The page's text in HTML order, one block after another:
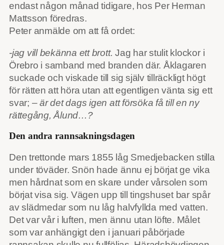
endast någon månad tidigare, hos Per Herman
Mattsson föredras.
Peter anmälde om att få ordet:
-jag vill bekänna ett brott. Jag har stulit klockor i
Örebro i samband med branden där. Åklagaren
suckade och viskade till sig själv tillräckligt högt
för rätten att höra utan att egentligen vänta sig ett
svar; –är det dags igen att försöka få till en ny
rättegång, Ålund…?
Den andra rannsakningsdagen
Den trettonde mars 1855 låg Smedjebacken stilla
under töväder. Snön hade ännu ej börjat ge vika
men hårdnat som en skare under vårsolen som
börjat visa sig. Vägen upp till tingshuset bar spår
av slädmedar som nu låg halvfyllda med vatten.
Det var vår i luften, men ännu utan löfte. Målet
som var anhängigt den i januari påbörjade